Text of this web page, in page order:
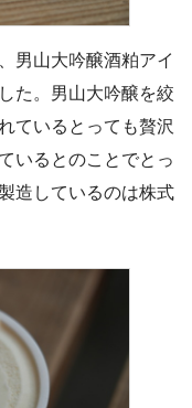
男山大吟醸酒粕アイ
た。男山大吟醸を絞
ているとっても贅沢
いるとのことでとっ
造しているのは株式